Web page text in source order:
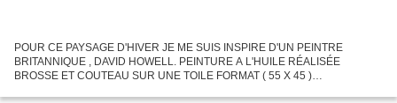
POUR CE PAYSAGE D'HIVER JE ME SUIS INSPIRE D'UN PEINTRE
BRITANNIQUE , DAVID HOWELL. PEINTURE A L'HUILE RÉALISÉE
BROSSE ET COUTEAU SUR UNE TOILE FORMAT ( 55 X 45 )